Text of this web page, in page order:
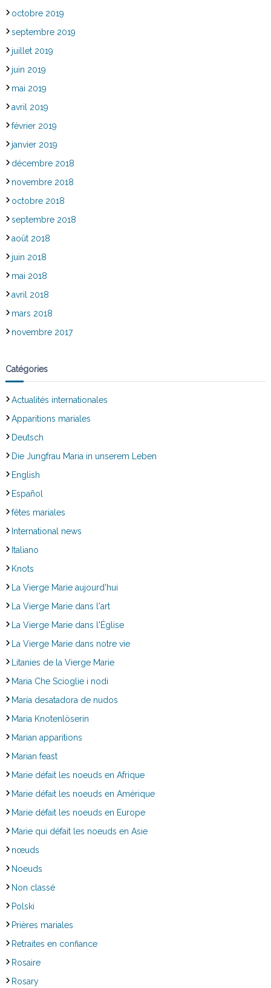
octobre 2019
septembre 2019
juillet 2019
juin 2019
mai 2019
avril 2019
février 2019
janvier 2019
décembre 2018
novembre 2018
octobre 2018
septembre 2018
août 2018
juin 2018
mai 2018
avril 2018
mars 2018
novembre 2017
Catégories
Actualités internationales
Apparitions mariales
Deutsch
Die Jungfrau Maria in unserem Leben
English
Español
fêtes mariales
International news
Italiano
Knots
La Vierge Marie aujourd'hui
La Vierge Marie dans l'art
La Vierge Marie dans l'Église
La Vierge Marie dans notre vie
Litanies de la Vierge Marie
Maria Che Scioglie i nodi
María desatadora de nudos
Maria Knotenlöserin
Marian apparitions
Marian feast
Marie défait les noeuds en Afrique
Marie défait les noeuds en Amérique
Marie défait les noeuds en Europe
Marie qui défait les noeuds en Asie
nœuds
Noeuds
Non classé
Polski
Prières mariales
Retraites en confiance
Rosaire
Rosary